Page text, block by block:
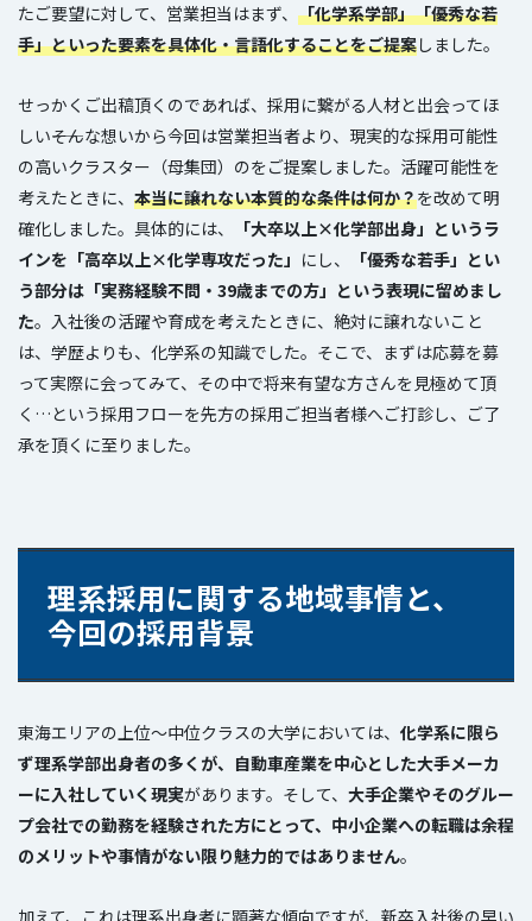
たご要望に対して、営業担当はまず、 「化学系学部」「優秀な若
手」といった要素を具体化・言語化することをご提案しました。
せっかくご出稿頂くのであれば、採用に繋がる人材と出会ってほ
しい――そんな想いから今回は営業担当者より、現実的な採用可能性
の高いクラスター（母集団）のをご提案しました。活躍可能性を
考えたときに、 本当に譲れない本質的な条件は何か？を改めて明
確化しました。具体的には、
「大卒以上×化学部出身」というラ
インを「高卒以上×化学専攻だった」 にし、
「優秀な若手」とい
う部分は「実務経験不問・39歳までの方」という表現に留めまし
た。入社後の活躍や育成を考えたときに、絶対に譲れないこと
は、学歴よりも、化学系の知識でした。そこで、まずは応募を募
って実際に会ってみて、その中で将来有望な方さんを見極めて頂
く…という採用フローを先方の採用ご担当者様へご打診し、ご了
承を頂くに至りました。
理系採用に関する地域事情と、
今回の採用背景
東海エリアの上位～中位クラスの大学においては、 化学系に限ら
ず理系学部出身者の多くが、自動車産業を中心とした大手メーカ
ーに入社していく現実があります。そして、 大手企業やそのグルー
プ会社での勤務を経験された方にとって、中小企業への転職は余程
のメリットや事情がない限り魅力的ではありません。